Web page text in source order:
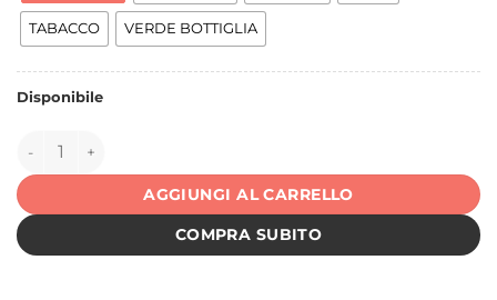
TABACCO VERDE BOTTIGLIA
Disponibile
151848 quantità
AGGIUNGI AL CARRELLO
COMPRA SUBITO